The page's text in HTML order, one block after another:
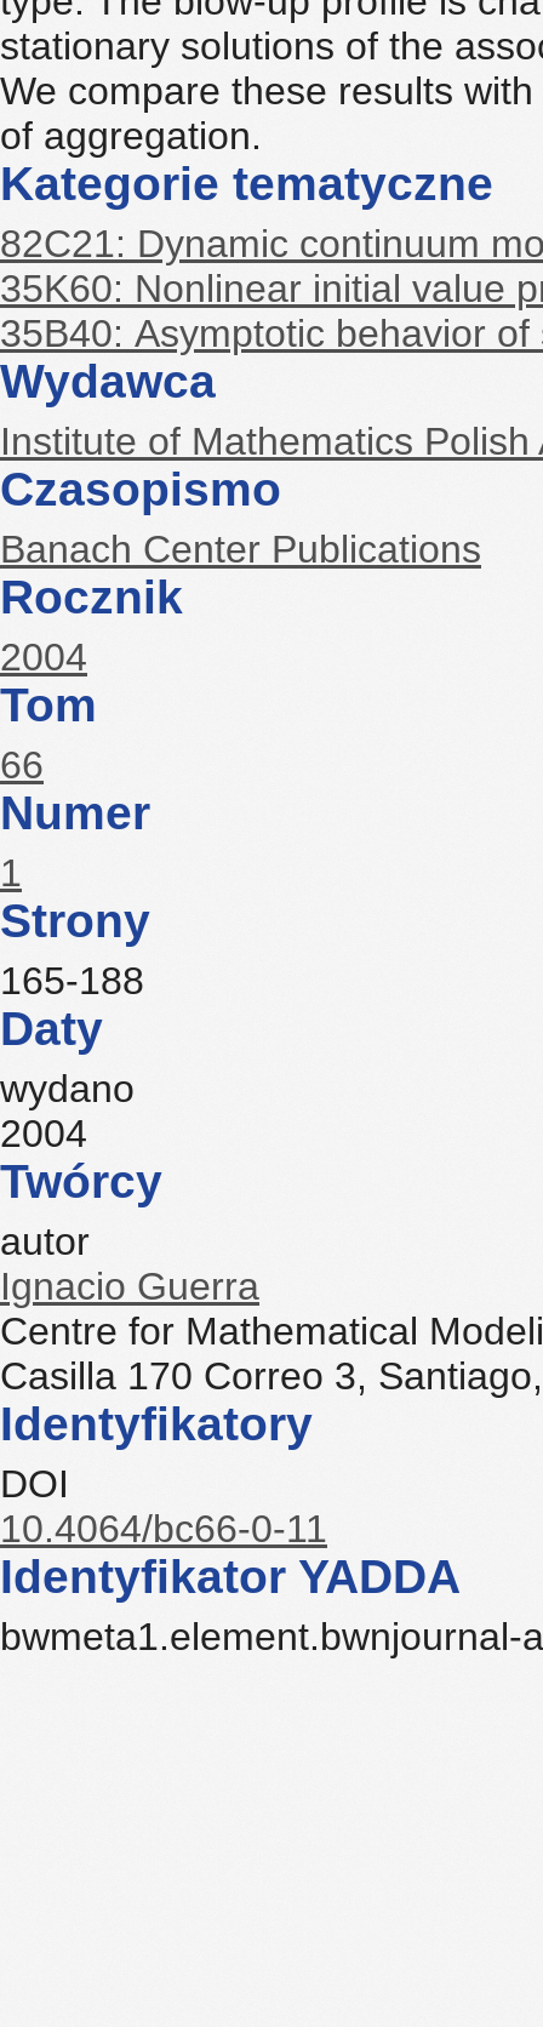
stationary solutions of the
We compare these results
of aggregation.
Kategorie tematyczne
82C21: Dynamic continuum
35K60: Nonlinear initial value
35B40: Asymptotic behavior of
Wydawca
Institute of Mathematics
Czasopismo
Banach Center Publications
Rocznik
2004
Tom
66
Numer
1
Strony
165-188
Daty
wydano
2004
Twórcy
autor
Ignacio Guerra
Centre for Mathematical
Casilla 170 Correo 3,
Identyfikatory
DOI
10.4064/bc66-0-11
Identyfikator YADDA